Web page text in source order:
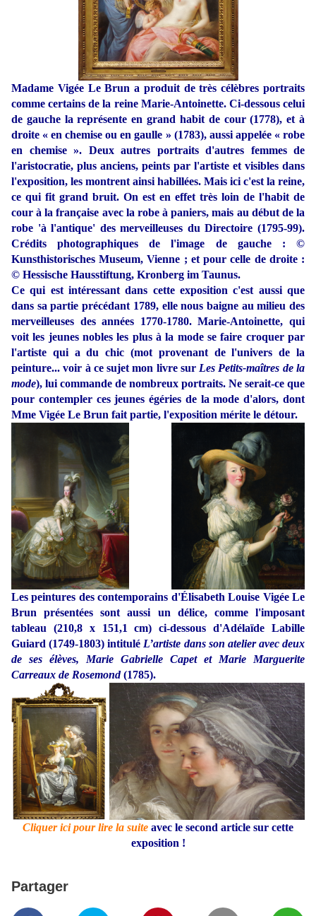
Madame Vigée Le Brun a produit de très célèbres portraits
comme certains de la reine Marie-Antoinette. Ci-dessous celui
de gauche la représente en grand habit de cour (1778), et à
droite « en chemise ou en gaulle » (1783), aussi appelée « robe
en chemise ». Deux autres portraits d'autres femmes de
l'aristocratie, plus anciens, peints par l'artiste et visibles dans
l'exposition, les montrent ainsi habillées. Mais ici c'est la reine,
ce qui fit grand bruit. On est en effet très loin de l'habit de
cour à la française avec la robe à paniers, mais au début de la
robe 'à l'antique' des merveilleuses du Directoire (1795-99).
Crédits photographiques de l'image de gauche : ©
Kunsthistorisches Museum, Vienne ; et pour celle de droite :
© Hessische Hausstiftung, Kronberg im Taunus.
Ce qui est intéressant dans cette exposition c'est aussi que
dans sa partie précédant 1789, elle nous baigne au milieu des
merveilleuses des années 1770-1780. Marie-Antoinette, qui
voit les jeunes nobles les plus à la mode se faire croquer par
l'artiste qui a du chic (mot provenant de l'univers de la
peinture... voir à ce sujet mon livre sur Les Petits-maîtres de la
mode), lui commande de nombreux portraits. Ne serait-ce que
pour contempler ces jeunes égéries de la mode d'alors, dont
Mme Vigée Le Brun fait partie, l'exposition mérite le détour.
Les peintures des contemporains d'Élisabeth Louise Vigée Le
Brun présentées sont aussi un délice, comme l'imposant
tableau (210,8 x 151,1 cm) ci-dessous d'Adélaïde Labille
Guiard (1749-1803) intitulé L’artiste dans son atelier avec deux
de ses élèves, Marie Gabrielle Capet et Marie Marguerite
Carreaux de Rosemond(1785).
Cliquer ici pour lire la suite avec le second article sur cette
exposition !
Partager